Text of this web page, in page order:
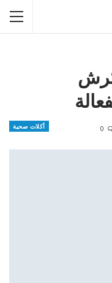
أكلات صحية